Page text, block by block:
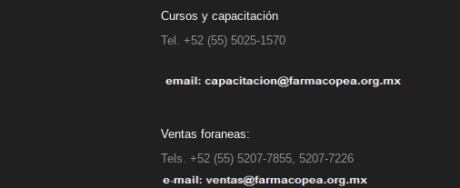
Cursos y capacitación
Tel. +52 (55) 5025-1570
Ventas foraneas:
Tels. +52 (55) 5207-7855, 5207-7226